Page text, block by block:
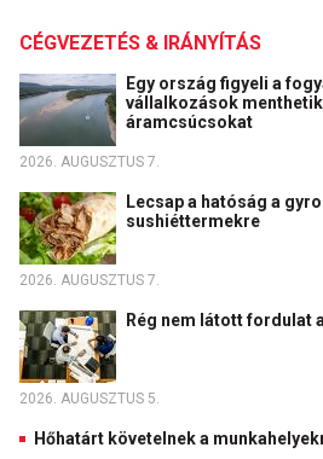
CÉGVEZETÉS & IRÁNYÍTÁS
Egy ország figyeli a
vállalkozások
áramcsúcsokat
2026. AUGUSZTUS 7.
Lecsap a hatóság a
sushiéttermekre
2026. AUGUSZTUS 7.
Rég nem látott fordulat
2026. AUGUSZTUS 5.
Hőhatárt követelnek a